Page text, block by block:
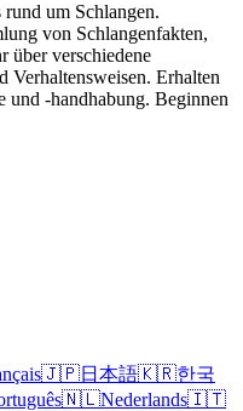
um Schlangen.
von Schlangenfakten,
über verschiedene
Verhaltensweisen. Erhalten
und -handhabung. Beginnen
🇯🇵日本語🇰🇷한국
🇳🇱Nederlands🇮🇹